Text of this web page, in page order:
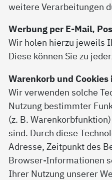
weitere Verarbeitungen
Werbung per E-Mail,
Wir holen hierzu jeweils
Diese können Sie zu
Warenkorb und Cookies
Wir verwenden solche
Nutzung bestimmter
(z. B.
sind. Durch diese
Adresse, Zeitpunkt des
Browser-Informationen
Ihrer Nutzung unserer